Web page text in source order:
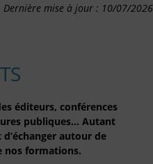
Dernière mise à jour : 10/07/2026
éditeurs, conférences
publiques… Autant
autour de
nos formations.